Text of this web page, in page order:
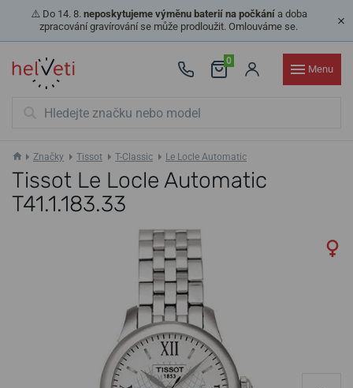
⚠️ Do 14. 8. neposkytujeme výměnu baterií na počkánía doba
zpracování gravírování se může prodloužit. Omlouváme se.
0
Menu
Značky Tissot T-Classic Le Locle Automatic
Tissot Le Locle Automatic
T41.1.183.33